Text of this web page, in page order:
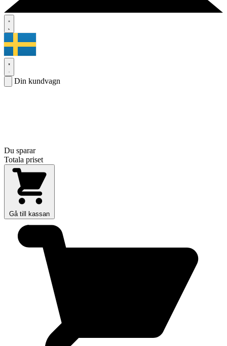
Din kundvagn
Du sparar
Totala priset
Gå till kassan